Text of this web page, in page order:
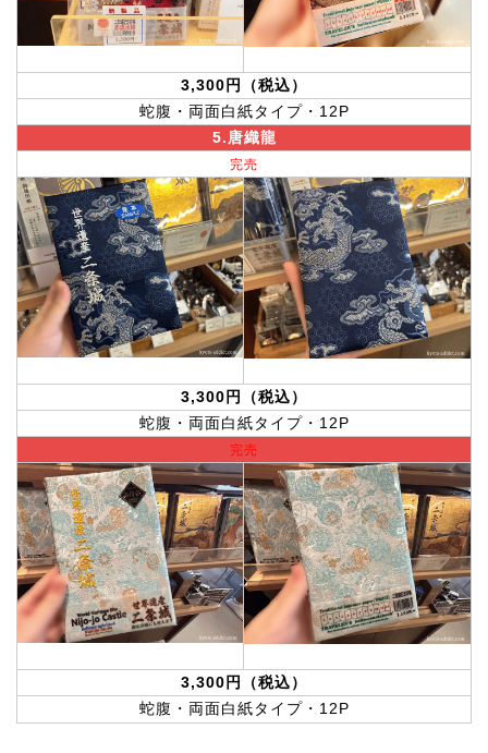
3,300円（税込）
蛇腹・両面白紙タイプ・12P
5.唐織龍
完売
3,300円（税込）
蛇腹・両面白紙タイプ・12P
完売
3,300円（税込）
蛇腹・両面白紙タイプ・12P